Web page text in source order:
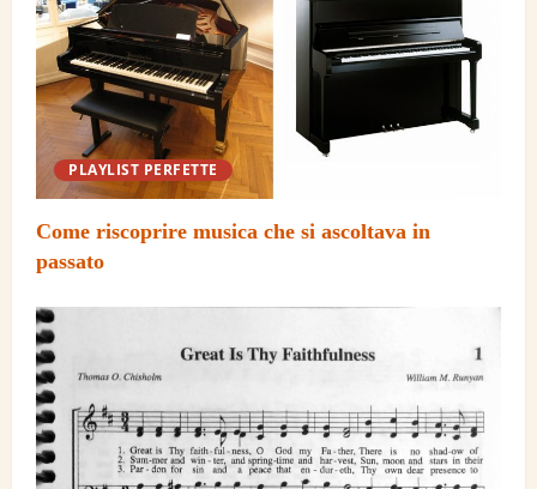
PLAYLIST PERFETTE
Come riscoprire musica che si ascoltava in
passato